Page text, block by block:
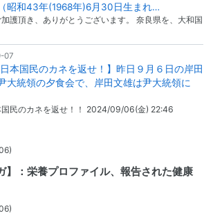
昭和43年(1968年)6月30日生まれ…
護頂き、ありがとうございます。 奈良県を、大和国
07
日本国民のカネを返せ！】昨日９月６日の岸田
大統領の夕食会で、岸田文雄は尹大統領に
国民のカネを返せ！！ 2024/09/06(金) 22:46
】：栄養プロファイル、報告された健康